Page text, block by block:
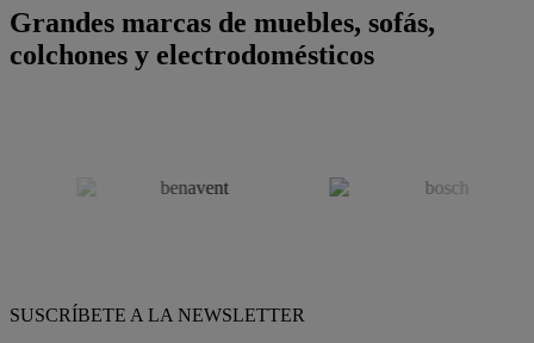
Grandes marcas de muebles, sofás,
colchones y electrodomésticos
SUSCRÍBETE A LA NEWSLETTER